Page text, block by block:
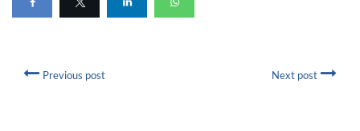
Previous post Next post